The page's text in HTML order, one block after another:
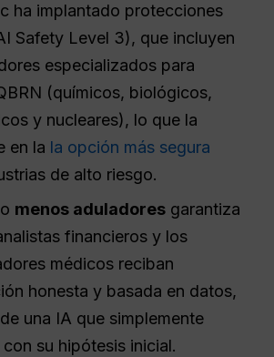
ha implantado protecciones
Safety Level 3), que incluyen
especializados para
(químicos, biológicos,
y nucleares), lo que la
en la la opción más segura
de alto riesgo.
menos aduladores garantiza
financieros y los
médicos reciban
honesta y basada en datos,
una IA que simplemente
su hipótesis inicial.